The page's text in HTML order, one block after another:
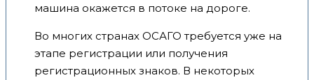
машина окажется в потоке на дороге.
Во многих странах ОСАГО требуется уже на
этапе регистрации или получения
регистрационных знаков. В некоторых